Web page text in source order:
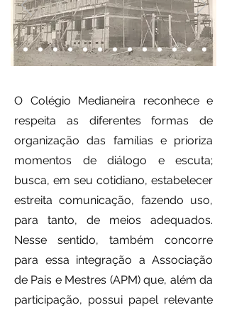
O Colégio Medianeira reconhece e
respeita as diferentes formas de
organização das famílias e prioriza
momentos de diálogo e escuta;
busca, em seu cotidiano, estabelecer
estreita comunicação, fazendo uso,
para tanto, de meios adequados.
Nesse sentido, também concorre
para essa integração a Associação
de Pais e Mestres (APM) que, além da
participação, possui papel relevante